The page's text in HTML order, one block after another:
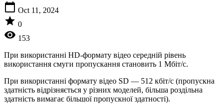
calendar_today Oct 11, 2024
star 0
visibility 153
При використанні HD-формату відео середній рівень
використання смуги пропускання становить 1 Мбіт/с.
При використанні формату відео SD — 512 кбіт/с (пропускна
здатність відрізняється у різних моделей, більша роздільна
здатність вимагає більшої пропускної здатності).